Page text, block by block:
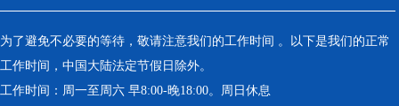
为了避免不必要的等待，敬请注意我们的工作时间 。以下是我们的正常
工作时间，中国大陆法定节假日除外。
工作时间：周一至周六 早8:00-晚18:00。周日休息